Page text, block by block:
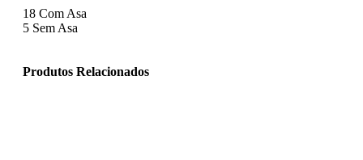
18 Com Asa
5 Sem Asa
Produtos Relacionados